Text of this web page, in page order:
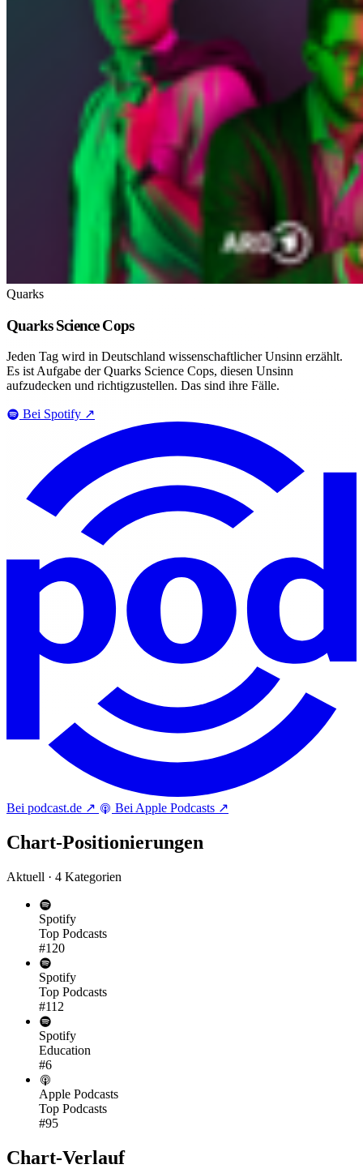
Quarks
Quarks Science Cops
Jeden Tag wird in Deutschland wissenschaftlicher Unsinn erzählt.
Es ist Aufgabe der Quarks Science Cops, diesen Unsinn
aufzudecken und richtigzustellen. Das sind ihre Fälle.
Bei Spotify ↗
Bei podcast.de ↗ Bei Apple Podcasts ↗
Chart-Positionierungen
Aktuell · 4 Kategorien
Spotify
Top Podcasts
#120
Spotify
Top Podcasts
#112
Spotify
Education
#6
Apple Podcasts
Top Podcasts
#95
Chart-Verlauf